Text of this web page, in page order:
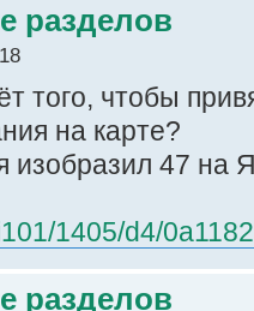
разделов
того, чтобы
на карте?
изобразил 47 на
1405/d4/
разделов